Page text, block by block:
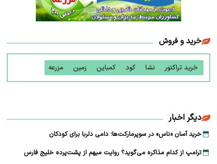
خرید و فروش
خرید تراکتور نشا کود کمباین زمین مزرعه
دیگر اخبار
خرید آسان «ناس» در سوپرمارکت‌ها؛ دامی دلربا برای کودکان
ترامپ از کدام مذاکره می‌گوید؟ روایت مبهم از پشت‌پرده خلیج فارس